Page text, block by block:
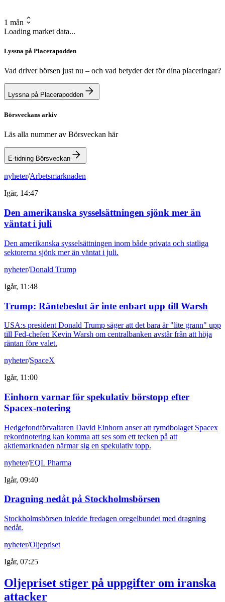
1 mån
Loading market data...
Lyssna på Placerapodden
Vad driver börsen just nu – och vad betyder det för dina placeringar?
Lyssna på Placerapodden
Börsveckans arkiv
Läs alla nummer av Börsveckan här
E-tidning Börsveckan
nyheter/Arbetsmarknaden
Igår, 14:47
Den amerikanska sysselsättningen sjönk mer än
väntat i juli
Den amerikanska sysselsättningen inom både privata och statliga
sektorerna sjönk mer än väntat i juli.
nyheter/Donald Trump
Igår, 11:48
Trump: Räntebeslut är inte enbart upp till Warsh
USA:s president Donald Trump säger att det bara är "lite grann" upp
till Fed-chefen Kevin Warsh om centralbanken avstår från att höja
räntan före valet.
nyheter/SpaceX
Igår, 11:00
Einhorn varnar för spekulativ börstopp efter
Spacex-notering
Hedgefondförvaltaren David Einhorn anser att rymdbolaget Spacex
rekordnotering kan komma att ses som ett tecken på att
aktiemarknaden närmar sig en spekulativ topp.
nyheter/EQL Pharma
Igår, 09:40
Dragning nedåt på Stockholmsbörsen
Stockholmsbörsen inledde fredagen oregelbundet med dragning
nedåt.
nyheter/Oljepriset
Igår, 07:25
Oljepriset stiger på uppgifter om iranska
attacker